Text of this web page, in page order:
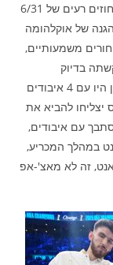
שלשות, וכך אוקלהומה זרקו 52 שלשות, למרות אחוזים רעים של 6/31
ו-13/52 בסך הכל. ההגנה של אוקלהומה
משמעותיים,
בדיוק
במקומות האלה כששנגון, דוראנט, תומפסון ואיסון היו עם 4 איבודים
יצליחו להביא את
עם איבודים,
במהלך המכריע,
זה לא מאצ'-אפ